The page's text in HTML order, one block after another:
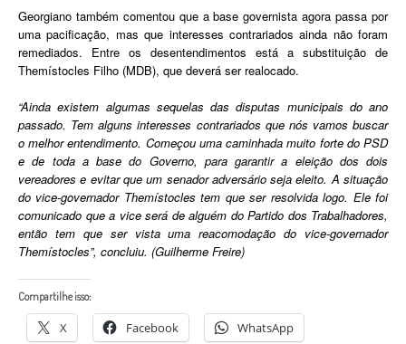
Georgiano também comentou que a base governista agora passa por
uma pacificação, mas que interesses contrariados ainda não foram
remediados. Entre os desentendimentos está a substituição de
Themístocles Filho (MDB), que deverá ser realocado.
“Ainda existem algumas sequelas das disputas municipais do ano
passado. Tem alguns interesses contrariados que nós vamos buscar
o melhor entendimento. Começou uma caminhada muito forte do PSD
e de toda a base do Governo, para garantir a eleição dos dois
vereadores e evitar que um senador adversário seja eleito. A situação
do vice-governador Themístocles tem que ser resolvida logo. Ele foi
comunicado que a vice será de alguém do Partido dos Trabalhadores,
então tem que ser vista uma reacomodação do vice-governador
Themístocles”, concluiu. (Guilherme Freire)
Compartilhe isso:
X Facebook WhatsApp